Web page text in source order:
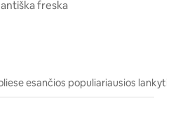
freska
esančios populiariausios